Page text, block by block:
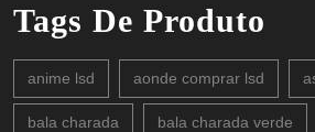
Tags De Produto
anime lsd aonde comprar lsd
bala charada bala charada verde